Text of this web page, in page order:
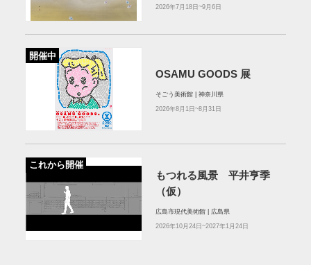
2026年7月18日~9月6日
開催中
OSAMU GOODS 展
そごう美術館 | 神奈川県
2026年8月1日~8月31日
これから開催
もつれる風景 平井亨季
（仮）
広島市現代美術館 | 広島県
2026年10月24日~2027年1月24日